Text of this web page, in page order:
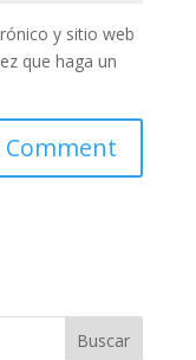
y sitio web
que haga un
Buscar